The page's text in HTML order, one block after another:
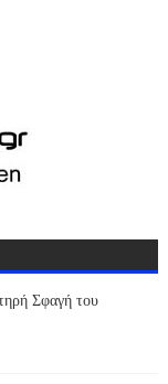
Σφαγή του